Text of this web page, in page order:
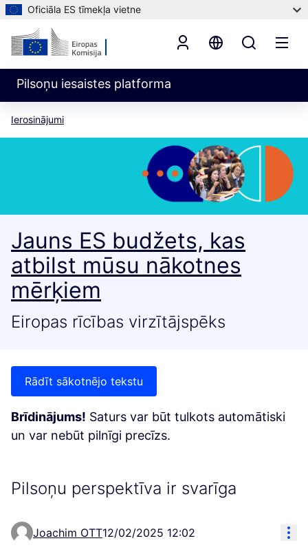
Oficiāla ES tīmekļa vietne
Pilsoņu iesaistes platforma
Ierosinājumi
Jauns ES budžets, kas
atbilst mūsu nākotnes
mērķiem
Eiropas rīcības virzītājspēks
Rādīt sākotnējo tekstu
Brīdinājums! Saturs var būt tulkots automātiski
un var nebūt pilnīgi precīzs.
Pilsoņu perspektīva ir svarīga
Joachim OTT12/02/2025 12:02